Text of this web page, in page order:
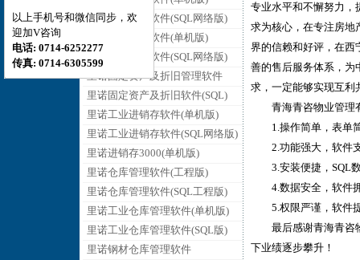
里诺销售管理软件(SQL网络版)
里诺采购管理软件(单机版)
里诺采购管理软件(SQL网络版)
里诺固定资产及折旧管理软件
里诺固定资产及折旧软件(SQL)
里诺工业进销存软件(单机版)
里诺工业进销存软件(SQL网络版)
里诺进销存3000(单机版)
里诺仓库管理软件(工程版)
里诺仓库管理软件(SQL工程版)
里诺工业仓库管理软件(单机版)
里诺工业仓库管理软件(SQL版)
里诺钢材仓库管理软件
专业水平和不懈努力，
求为核心，在专注房地
界的信赖和好评，在西
善的售后服务体系，为
求，一定能够实现互利
青海青咨物业管理有
1.操作简单，表单简
2.功能强大，软件支
3.安装便捷，SQL数
4.数据安全，软件拥
5.权限严谨，软件提
最后感谢青海青咨物
下业绩逐步攀升！
以上手机号和微信同步，欢
迎加V咨询
电话: 0714-6252277
传真: 0714-6305599